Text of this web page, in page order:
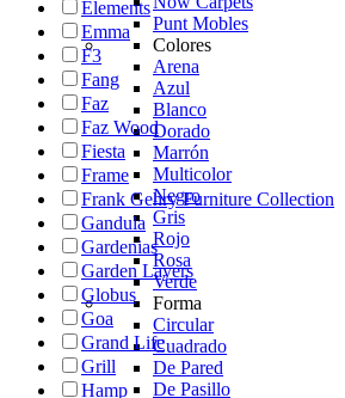
Punt Mobles
Colores
Arena
Azul
Blanco
Dorado
Marrón
Multicolor
Negro
Gris
Rojo
Rosa
Verde
Forma
Circular
Cuadrado
De Pared
De Pasillo
Elements
Emma
F3
Fang
Faz
Faz Wood
Fiesta
Frame
Frank Gehry Furniture Collection
Gandula
Gardenias
Garden Layers
Globus
Goa
Grand Life
Grill
Hamp